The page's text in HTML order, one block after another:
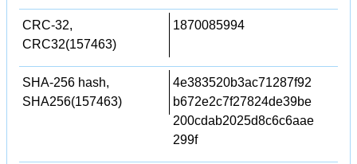
CRC-32,
CRC32(157463)
1870085994
SHA-256 hash,
SHA256(157463)
4e383520b3ac71287f92
b672e2c7f27824de39be
200cdab2025d8c6c6aae
299f